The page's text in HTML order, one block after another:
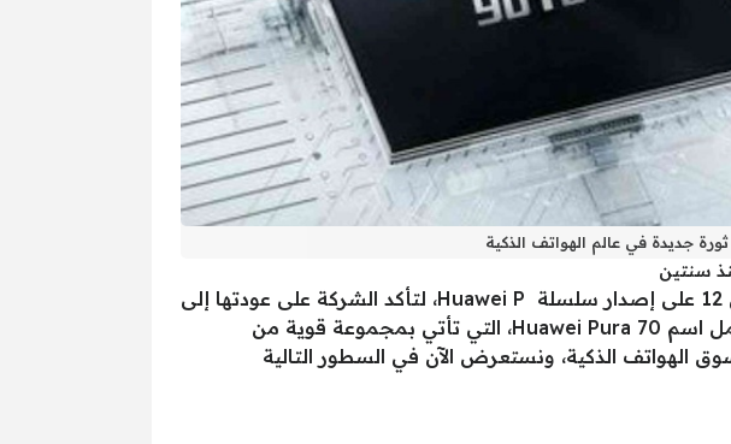
سنتين
أعلنت شركة هواوي عن سلسلة هواتفها الجديدة الرائدة وذلك خلال احتفالات الذكرى 12 على إصدار سلسلة Huawei P، لتأكد الشركة على عودتها إلى
سباق العمالقة مع ابل وسامسونج، حيث أطلقت الشركة سلسلة هواتف جديدة تحمل اسم Huawei Pura 70، التي تأتي بمجموعة قوية من
الهواتف الذكية، ونستعرض الآن في السطور التالية